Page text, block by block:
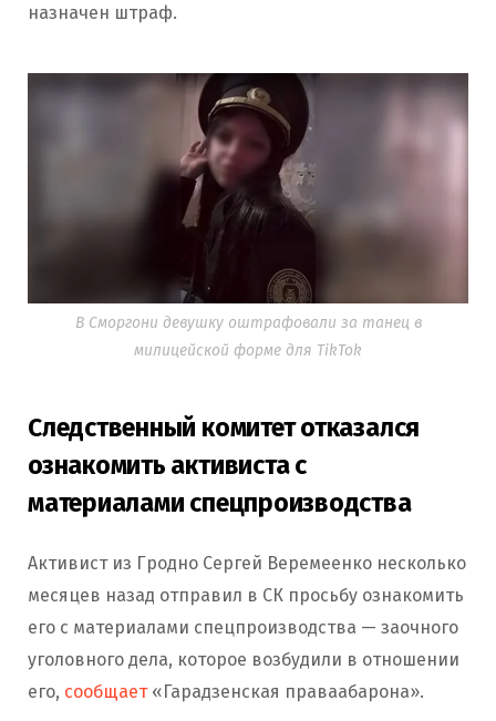
назначен штраф.
В Сморгони девушку оштрафовали за танец в
милицейской форме для TikTok
Следственный комитет отказался
ознакомить активиста с
материалами спецпроизводства
Активист из Гродно Сергей Веремеенко несколько
месяцев назад отправил в СК просьбу ознакомить
его с материалами спецпроизводства — заочного
уголовного дела, которое возбудили в отношении
его, сообщает«Гарадзенская праваабарона».